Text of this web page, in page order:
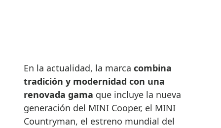
En la actualidad, la marca combina
tradición y modernidad con una
renovada gama que incluye la nueva
generación del MINI Cooper, el MINI
Countryman, el estreno mundial del